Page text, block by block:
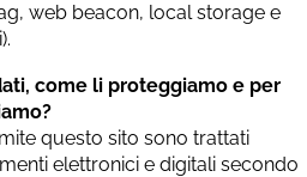
web beacon, local storage e
come li proteggiamo e per
questo sito sono trattati
elettronici e digitali secondo